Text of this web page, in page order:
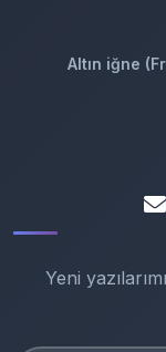
Altın iğne
Yeni